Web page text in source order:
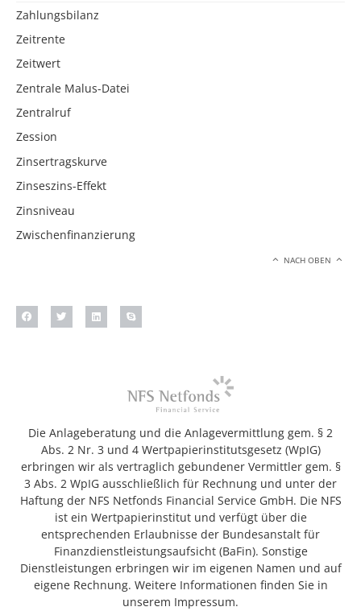
Zahlungsbilanz
Zeitrente
Zeitwert
Zentrale Malus-Datei
Zentralruf
Zession
Zinsertragskurve
Zinseszins-Effekt
Zinsniveau
Zwischenfinanzierung
NACH OBEN
Die Anlageberatung und die Anlagevermittlung gem. § 2
Abs. 2 Nr. 3 und 4 Wertpapierinstitutsgesetz (WpIG)
erbringen wir als vertraglich gebundener Vermittler gem. §
3 Abs. 2 WpIG ausschließlich für Rechnung und unter der
Haftung der NFS Netfonds Financial Service GmbH. Die NFS
ist ein Wertpapierinstitut und verfügt über die
entsprechenden Erlaubnisse der Bundesanstalt für
Finanzdienstleistungsaufsicht (BaFin). Sonstige
Dienstleistungen erbringen wir im eigenen Namen und auf
eigene Rechnung. Weitere Informationen finden Sie in
unserem Impressum.